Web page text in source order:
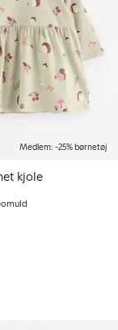
Medlem: -25% børnetøj
kjole